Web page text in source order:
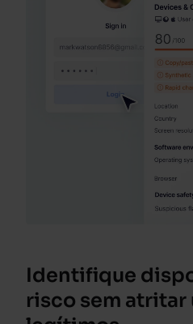
Identifique
risco sem atritar